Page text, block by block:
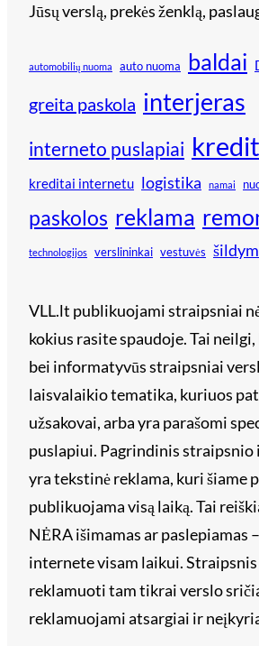
Jūsų verslą, prekės ženklą,
automobilių nuoma auto nuoma baldai
greita paskola interjeras
interneto puslapiai
kreditai internetu logistika namai
paskolos reklama
technologijos verslininkai vestuvės
VLL.lt publikuojami straipsniai
kokius rasite spaudoje. Tai
bei informatyvūs straipsniai
laisvalaikio tematika, kuriuos
užsakovai, arba yra parašomi
puslapiui. Pagrindinis straipsnio
yra tekstinė reklama, kuri šiame
publikuojama visą laiką. Tai
NĖRA išimamas ar paslepiamas
internete visam laikui.
reklamuoti tam tikrai verslo
reklamuojami atsargiai ir